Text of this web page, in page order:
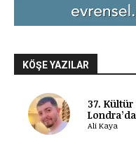
KÖŞE YAZILAR
37. Kültür
Ali Kaya